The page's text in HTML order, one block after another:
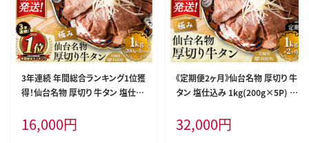
3年連続 年間総合ランキング1位獲
得！仙台名物 厚切り 牛タン 塩仕込
ス 塩味 [牛タン タン塩 希少 部位
タン中 タン元 塩ダレ タレ 小分け
16,000円
《定期便2ヶ月》仙台名物 厚切り 牛
タン 塩仕込み 1kg(200g×5P) 牛
希少 部位 タン中 タン元 塩ダレ タ
レ 小分け 仙台 名物 厚切 肉厚 お
32,000円